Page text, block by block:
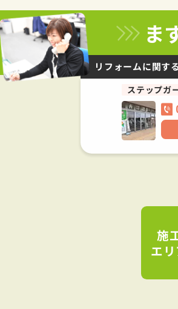
ま
リフォームに関す
ステップガ
施
エ